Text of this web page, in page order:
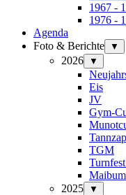
1967 -
1976 -
Agenda
Foto & Berichte
▼
2026 ▼
Eis
JV
Gym-
TGM
2025
▼